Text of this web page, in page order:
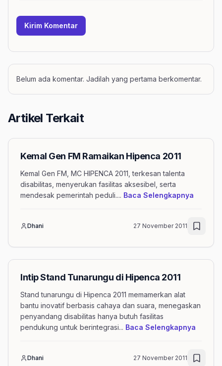
Kirim Komentar
Belum ada komentar. Jadilah yang pertama berkomentar.
Artikel Terkait
Kemal Gen FM Ramaikan Hipenca 2011
Kemal Gen FM, MC HIPENCA 2011, terkesan talenta
disabilitas, menyerukan fasilitas aksesibel, serta
mendesak pemerintah peduli.... Baca Selengkapnya
Dhani 27 November 2011
Intip Stand Tunarungu di Hipenca 2011
Stand tunarungu di Hipenca 2011 memamerkan alat
bantu inovatif berbasis cahaya dan suara, menegaskan
penyandang disabilitas hanya butuh fasilitas
pendukung untuk berintegrasi... Baca Selengkapnya
Dhani 27 November 2011